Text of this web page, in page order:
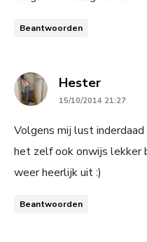
Beantwoorden
Hestersays:
15/10/2014 21:27
Volgens mij lust
het zelf ook onwijs lekker
weer heerlijk uit :)
Beantwoorden